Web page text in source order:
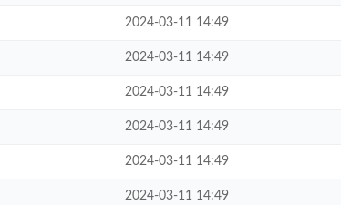
2024-03-11 14:49
2024-03-11 14:49
2024-03-11 14:49
2024-03-11 14:49
2024-03-11 14:49
2024-03-11 14:49